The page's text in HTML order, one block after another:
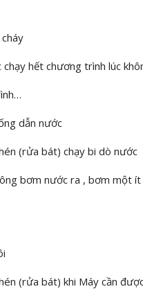
hết chương trình lúc
dẫn nước
(rửa bát) chạy bi dò nước
bơm nước ra , bơm một
(rửa bát) khi Máy cần